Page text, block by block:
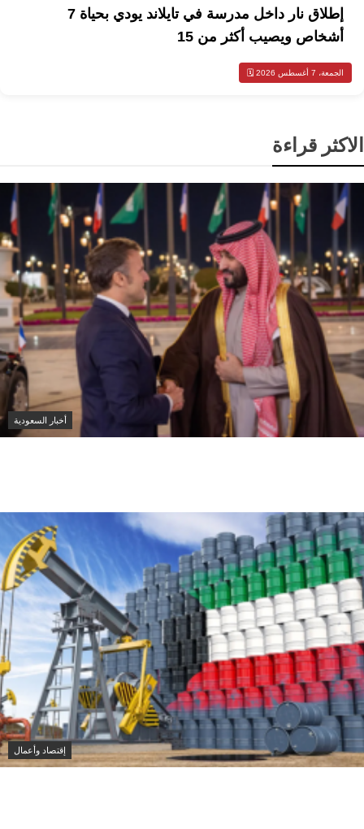
إطلاق نار داخل مدرسة في تايلاند يودي بحياة 7
أشخاص ويصيب أكثر من 15
الجمعة، 7 أغسطس 2026 🗓️
الاكثر قراءة
أخبار السعودية
إقتصاد وأعمال